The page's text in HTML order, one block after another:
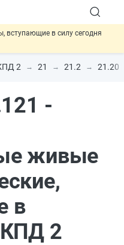
вступающие в силу сегодня
НПО и долгосрочных
на электронные
2 21 21.2 21.20
-
живые
в
2